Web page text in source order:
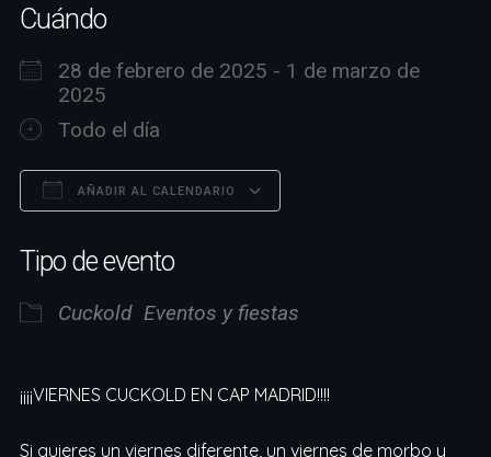
Cuándo
28 de febrero de 2025 - 1 de marzo de
2025
Todo el día
AÑADIR AL CALENDARIO
Tipo de evento
Cuckold Eventos y fiestas
¡¡¡¡VIERNES CUCKOLD EN CAP MADRID!!!!
Si quieres un viernes diferente, un viernes de morbo y